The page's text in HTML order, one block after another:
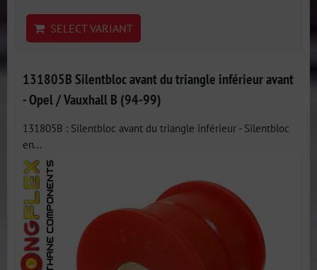
SELECT VARIANT
131805B Silentbloc avant du triangle inférieur avant
- Opel / Vauxhall B (94-99)
131805B : Silentbloc avant du triangle inférieur - Silentbloc
en...